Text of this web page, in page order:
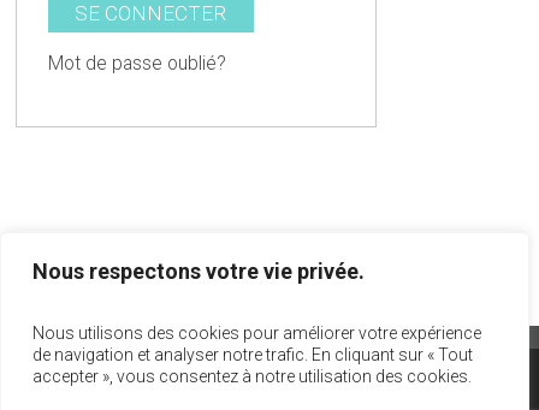
Nous respectons votre vie privée.
Nous utilisons des cookies pour améliorer votre expérience
de navigation et analyser notre trafic. En cliquant sur « Tout
accepter », vous consentez à notre utilisation des cookies.
Mot de passe oublié?
info@act-theatre.ca|1 866 348-8960